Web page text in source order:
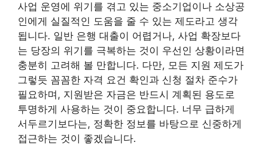
사업 운영에 위기를 겪고 있는 중소기업이나 소상공
인에게 실질적인 도움을 줄 수 있는 제도라고 생각
됩니다. 일반 은행 대출이 어렵거나, 사업 확장보다
는 당장의 위기를 극복하는 것이 우선인 상황이라면
충분히 고려해 볼 만합니다. 다만, 모든 지원 제도가
그렇듯 꼼꼼한 자격 요건 확인과 신청 절차 준수가
필요하며, 지원받은 자금은 반드시 계획된 용도로
투명하게 사용하는 것이 중요합니다. 너무 급하게
서두르기보다는, 정확한 정보를 바탕으로 신중하게
접근하는 것이 좋겠습니다.